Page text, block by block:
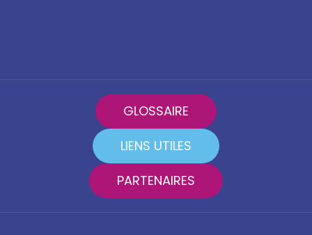
GLOSSAIRE
LIENS UTILES
PARTENAIRES